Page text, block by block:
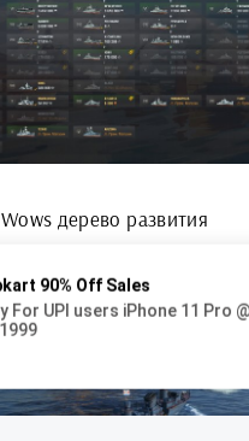
Wows дерево развития